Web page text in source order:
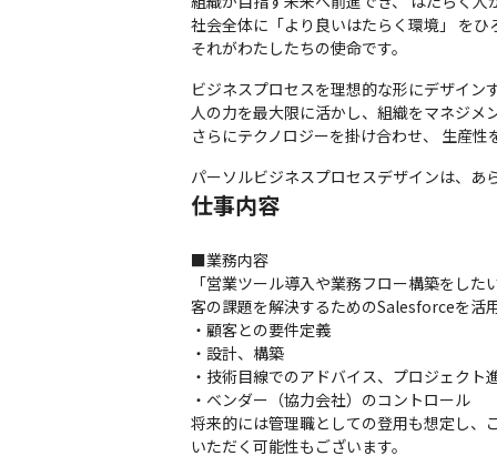
社会全体に「より良いはたらく環境」 をひ
それがわたしたちの使命です。
ビジネスプロセスを理想的な形にデザイン
人の力を最大限に活かし、組織をマネジメ
さらにテクノロジーを掛け合わせ、 生産
パーソルビジネスプロセスデザインは、あ
仕事内容
■業務内容
「営業ツール導入や業務フロー構築をし
客の課題を解決するためのSalesforceを活
・顧客との要件定義
・設計、構築
・技術目線でのアドバイス、プロジェクト
・ベンダー（協力会社）のコントロール
将来的には管理職としての登用も想定し、
いただく可能性もございます。